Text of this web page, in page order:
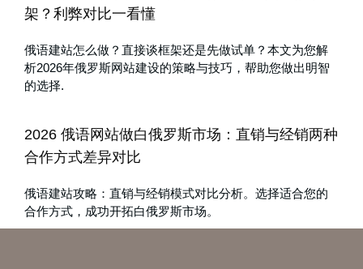
架？利弊对比一看懂
俄语建站怎么做？直接谈框架还是先做试单？本文为您解
析2026年俄罗斯网站建设的策略与技巧，帮助您做出明智
的选择.
2026 俄语网站做白俄罗斯市场：直销与经销两种
合作方式差异对比
俄语建站攻略：直销与经销模式对比分析。选择适合您的
合作方式，成功开拓白俄罗斯市场。